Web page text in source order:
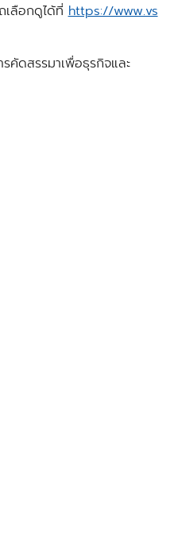
เลือกดูได้ที่https://www.vs
ดสรรมาเพื่อธุรกิจและ